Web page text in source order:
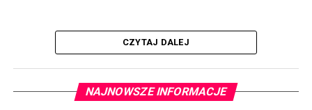
CZYTAJ DALEJ
NAJNOWSZE INFORMACJE